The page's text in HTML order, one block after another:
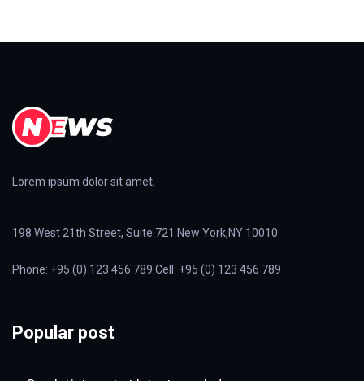
Lorem ipsum dolor sit amet,
198 West 21th Street, Suite 721 New York,NY 10010
Phone: +95 (0) 123 456 789 Cell: +95 (0) 123 456 789
Popular post